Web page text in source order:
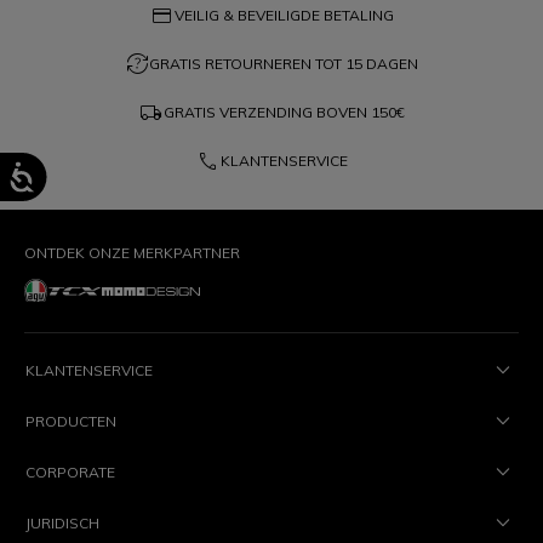
credit_card VEILIG & BEVEILIGDE BETALING
question_exchangeGRATIS RETOURNEREN TOT 15 DAGEN
local_shipping GRATIS VERZENDING BOVEN 150€
phone KLANTENSERVICE
ONTDEK ONZE MERKPARTNER
KLANTENSERVICE
PRODUCTEN
CORPORATE
JURIDISCH